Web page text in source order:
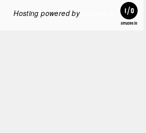
Hosting powered byamazee.io